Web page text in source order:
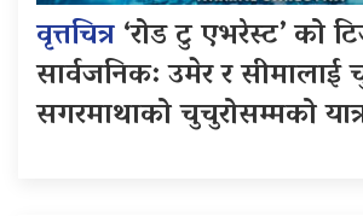
वृत्तचित्र‘रोड टु एभरेस्ट’ को
सार्वजनिक: उमेर र सीमालाई
सगरमाथाको चुचुरोसम्मको